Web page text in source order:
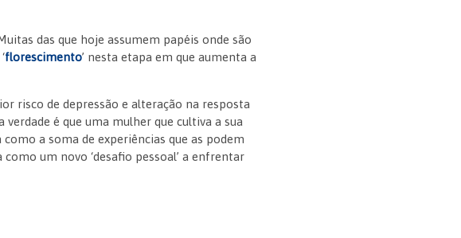
das que hoje assumem papéis onde são
florescimento’ nesta etapa em que aumenta a
risco de depressão e alteração na resposta
é que uma mulher que cultiva a sua
a soma de experiências que as podem
um novo ‘desafio pessoal’ a enfrentar